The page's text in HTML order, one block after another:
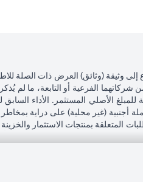
وثيقة (وثائق) العرض ذات الصلة
الفرعية أو التابعة، ما لم
الأصلي المستثمر. الأداء
أجنبية (غير محلية) على دراية
المتعلقة بمنتجات الاستثمار